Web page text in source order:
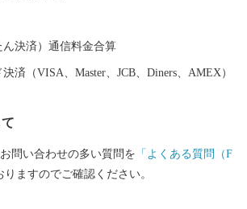
ん決済）通信料金合算
済（VISA、Master、JCB、Diners、AMEX）
問い合わせの多い質問を 「よくある質問（F
りますのでご確認ください。